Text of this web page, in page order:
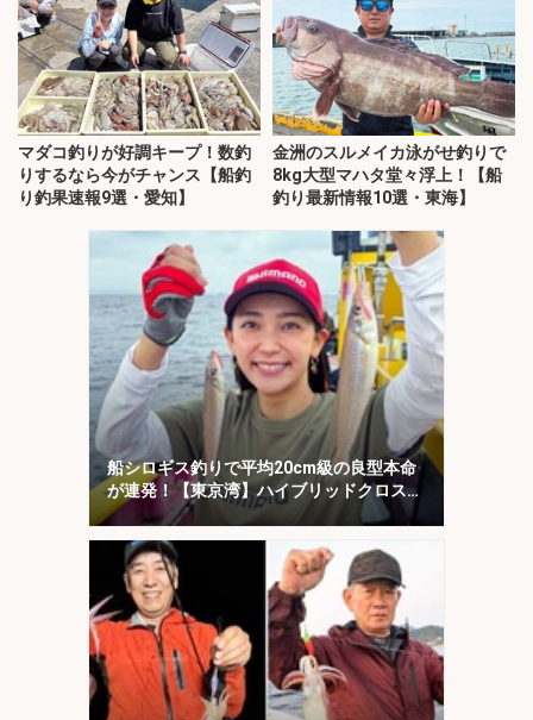
マダコ釣りが好調キープ！数釣
りするなら今がチャンス【船釣
り釣果速報9選・愛知】
金洲のスルメイカ泳がせ釣りで
8kg大型マハタ堂々浮上！【船
釣り最新情報10選・東海】
船シロギス釣りで平均20cm級の良型本命
が連発！【東京湾】ハイブリッドクロスに
好反応